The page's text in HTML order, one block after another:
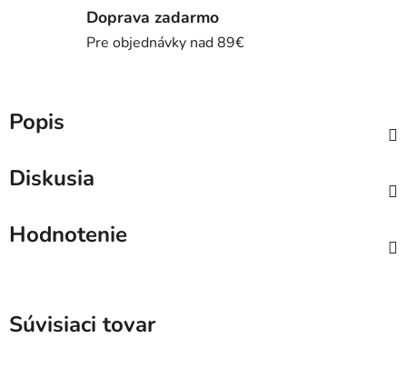
Doprava zadarmo
Pre objednávky nad 89€
Popis
Diskusia
Hodnotenie
Súvisiaci tovar